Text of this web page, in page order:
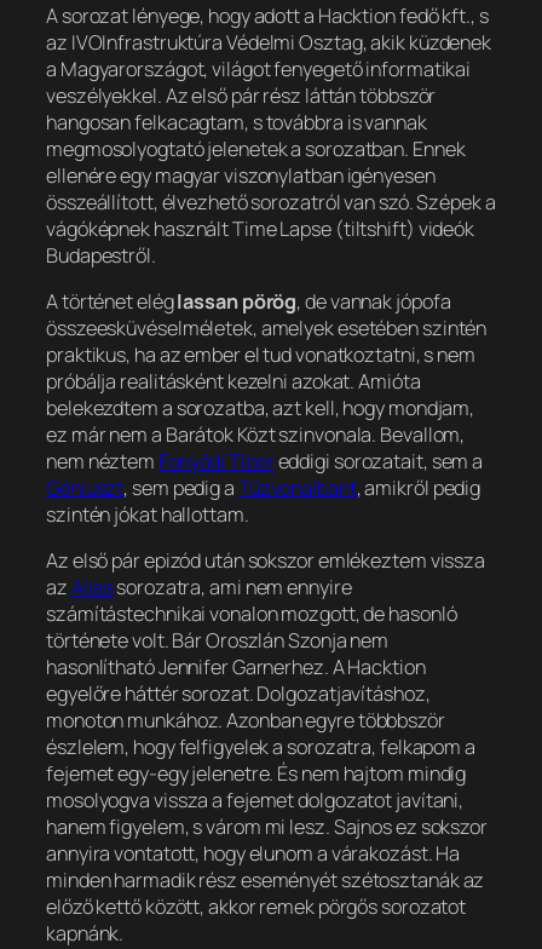
A sorozat lényege, hogy adott a Hacktion fedő kft., s
az IVOInfrastruktúra Védelmi Osztag, akik küzdenek
a Magyarországot, világot fenyegető informatikai
veszélyekkel. Az első pár rész láttán többször
hangosan felkacagtam, s továbbra is vannak
megmosolyogtató jelenetek a sorozatban. Ennek
ellenére egy magyar viszonylatban igényesen
összeállított, élvezhető sorozatról van szó. Szépek a
vágóképnek használt Time Lapse (tiltshift) videók
Budapestről.
A történet eléglassan pörög, de vannak jópofa
összeesküvéselméletek, amelyek esetében szintén
praktikus, ha az ember el tud vonatkoztatni, s nem
próbálja realitásként kezelni azokat. Amióta
belekezdtem a sorozatba, azt kell, hogy mondjam,
ez már nem a Barátok Közt szinvonala. Bevallom,
nem néztem Fonyódi Tiboreddigi sorozatait, sem a
Géniuszt, sem pedig aTűzvonalbant, amikről pedig
szintén jókat hallottam.
Az első pár epizód után sokszor emlékeztem vissza
azAliassorozatra, ami nem ennyire
számítástechnikai vonalon mozgott, de hasonló
története volt. Bár Oroszlán Szonja nem
hasonlítható Jennifer Garnerhez. A Hacktion
egyelőre háttér sorozat. Dolgozatjavításhoz,
monoton munkához. Azonban egyre többbször
észlelem, hogy felfigyelek a sorozatra, felkapom a
fejemet egy-egy jelenetre. És nem hajtom mindig
mosolyogva vissza a fejemet dolgozatot javítani,
hanem figyelem, s várom mi lesz. Sajnos ez sokszor
annyira vontatott, hogy elunom a várakozást. Ha
minden harmadik rész eseményét szétosztanák az
előző kettő között, akkor remek pörgős sorozatot
kapnánk.